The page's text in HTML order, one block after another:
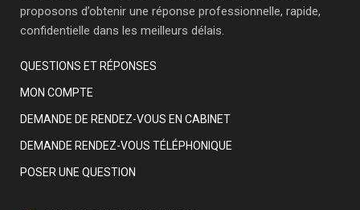
proposons d’obtenir une réponse professionnelle, rapide,
confidentielle dans les meilleurs délais.
QUESTIONS ET RÉPONSES
MON COMPTE
DEMANDE DE RENDEZ-VOUS EN CABINET
DEMANDE RENDEZ-VOUS TÉLÉPHONIQUE
POSER UNE QUESTION